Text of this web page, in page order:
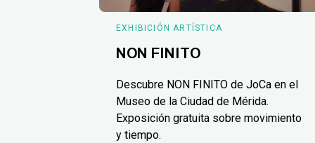
EXHIBICIÓN ARTÍSTICA
NON FINITO
Descubre NON FINITO de JoCa en el
Museo de la Ciudad de Mérida.
Exposición gratuita sobre movimiento
y tiempo.